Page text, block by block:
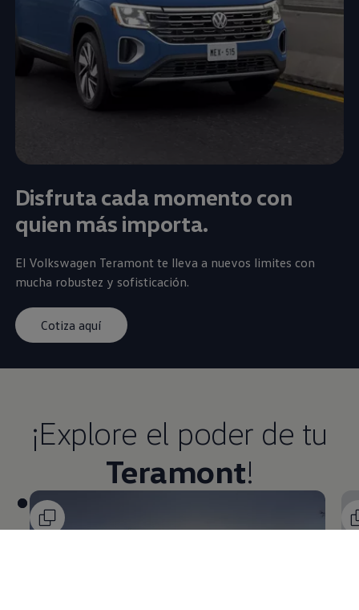
Disfruta cada momento con
quien más importa.​
El Volkswagen Teramontte lleva a nuevos limites con
mucha robustez y sofisticación.​
Cotiza aquí
¡Explore el poder de tu
Teramont!​